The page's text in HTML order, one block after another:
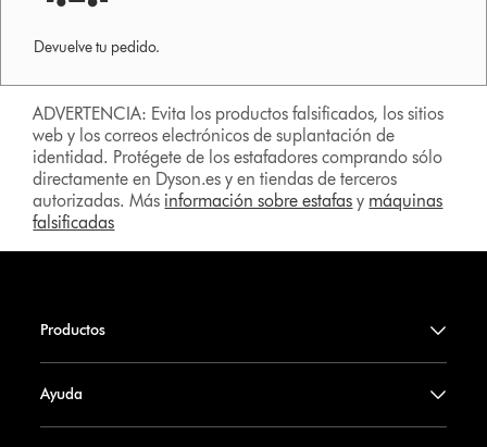
Devuelve tu pedido.
ADVERTENCIA: Evita los productos falsificados, los sitios
web y los correos electrónicos de suplantación de
identidad. Protégete de los estafadores comprando sólo
directamente en Dyson.es y en tiendas de terceros
autorizadas. Más información sobre estafas y máquinas
falsificadas
Productos
Ayuda